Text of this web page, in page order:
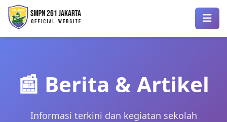
📰 Berita & Artikel
Informasi terkini dan kegiatan sekolah